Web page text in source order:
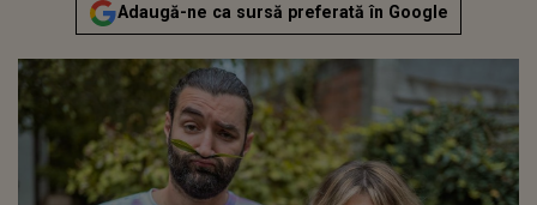
Adaugă-ne ca sursă preferată în Google